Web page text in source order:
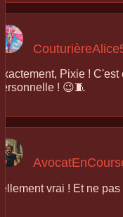
Exactement, Pixie !
personnelle ! 😉🧵
Tellement vrai ! Et ne